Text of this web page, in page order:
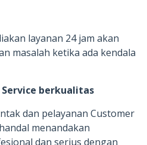
layanan 24 jam akan
masalah ketika ada kendala
berkualitas
dan pelayanan Customer
menandakan
dan serius dengan